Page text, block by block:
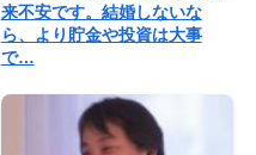
来不安です。結婚しないな
ら、より貯金や投資は大事
で…